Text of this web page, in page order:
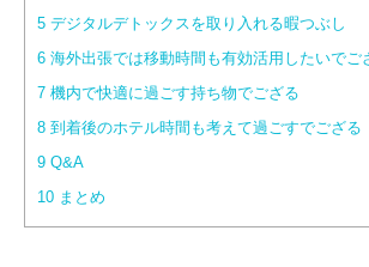
5 デジタルデトックスを取り入れる暇つぶし
6 海外出張では移動時間も有効活用したいでご
7 機内で快適に過ごす持ち物でござる
8 到着後のホテル時間も考えて過ごすでござる
9 Q&A
10 まとめ